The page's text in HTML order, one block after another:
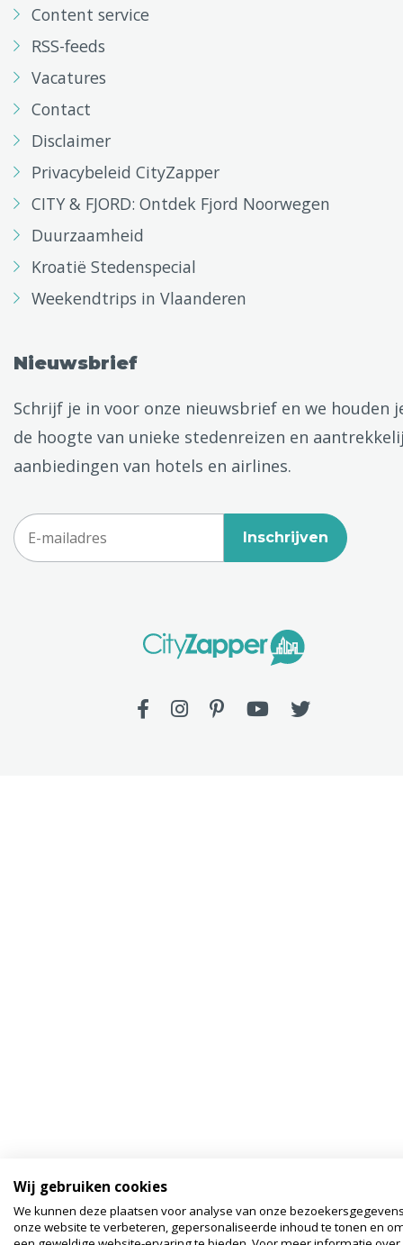
Content service
RSS-feeds
Vacatures
Contact
Disclaimer
Privacybeleid CityZapper
CITY & FJORD: Ontdek Fjord Noorwegen
Duurzaamheid
Kroatië Stedenspecial
Weekendtrips in Vlaanderen
Nieuwsbrief
Schrijf je in voor onze nieuwsbrief en we houden
de hoogte van unieke stedenreizen en
aanbiedingen van hotels en airlines.
Inschrijven
Wij gebruiken cookies
We kunnen deze plaatsen voor analyse van onze
onze website te verbeteren, gepersonaliseerde inhoud te tonen en